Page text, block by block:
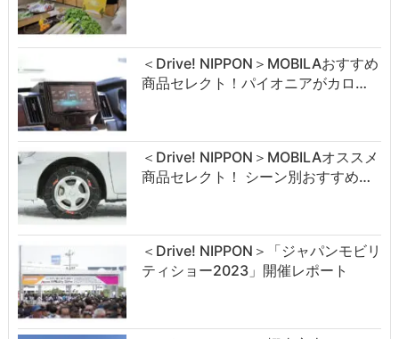
＜Drive! NIPPON＞MOBILAおすすめ
商品セレクト！パイオニアがカロ…
＜Drive! NIPPON＞MOBILAオススメ
商品セレクト！ シーン別おすすめ…
＜Drive! NIPPON＞「ジャパンモビリ
ティショー2023」開催レポート